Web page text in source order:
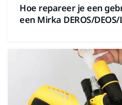
Hoe repareer je een
een Mirka DEROS/DEOS/